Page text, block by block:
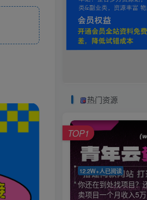
热门资源
12.2W+人已阅读
你还在到处找项目？
卖项目一个月收入5
TOP1